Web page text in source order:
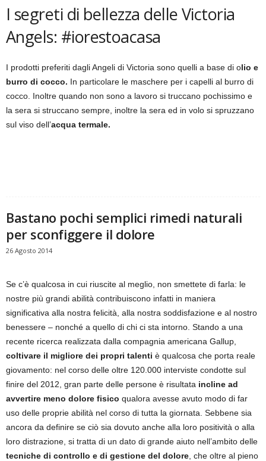
I segreti di bellezza delle Victoria
Angels: #iorestoacasa
I prodotti preferiti dagli Angeli di Victoria sono quelli a base di olio e
burro di cocco. In particolare le maschere per i capelli al burro di
cocco. Inoltre quando non sono a lavoro si truccano pochissimo e
la sera si struccano sempre, inoltre la sera ed in volo si spruzzano
sul viso dell’acqua termale.
Bastano pochi semplici rimedi naturali
per sconfiggere il dolore
26 Agosto 2014
Se c’è qualcosa in cui riuscite al meglio, non smettete di farla: le
nostre più grandi abilità contribuiscono infatti in maniera
significativa alla nostra felicità, alla nostra soddisfazione e al nostro
benessere – nonché a quello di chi ci sta intorno. Stando a una
recente ricerca realizzata dalla compagnia americana Gallup,
coltivare il migliore dei propri talenti è qualcosa che porta reale
giovamento: nel corso delle oltre 120.000 interviste condotte sul
finire del 2012, gran parte delle persone è risultata incline ad
avvertire meno dolore fisico qualora avesse avuto modo di far
uso delle proprie abilità nel corso di tutta la giornata. Sebbene sia
ancora da definire se ciò sia dovuto anche alla loro positività o alla
loro distrazione, si tratta di un dato di grande aiuto nell’ambito delle
tecniche di controllo e di gestione del dolore , che oltre al pieno